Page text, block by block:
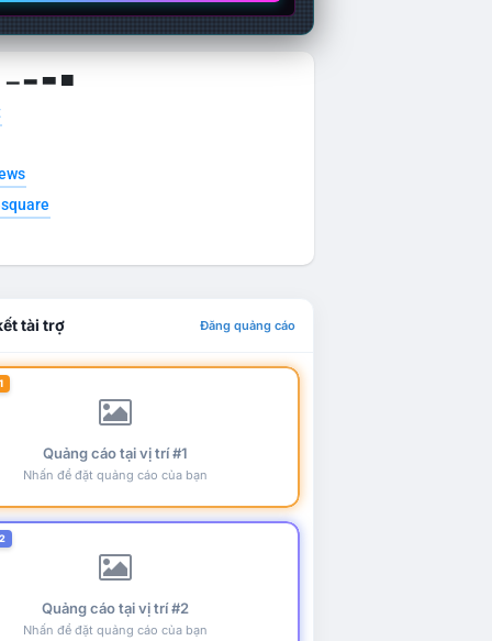
▁ ▂ ▃ ▄
tài trợ Đăng quảng cáo
Quảng cáo tại vị trí #1
Nhấn để đặt quảng cáo của bạn
Quảng cáo tại vị trí #2
Nhấn để đặt quảng cáo của bạn